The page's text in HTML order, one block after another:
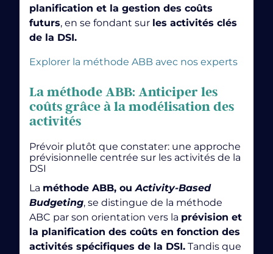
planification et la gestion des coûts
futurs, en se fondant sur les activités clés
de la DSI.
Explorer la méthode ABB avec nos experts
La méthode ABB: Anticiper les
coûts grâce à la modélisation des
activités
Prévoir plutôt que constater: une approche
prévisionnelle centrée sur les activités de la
DSI
La méthode ABB, ouActivity-Based
Budgeting, se distingue de la méthode
ABC par son orientation vers la prévision et
la planification des coûts en fonction des
activités spécifiques de la DSI. Tandis que
Aujourd’hui, tant les organisations que les
gouvernements reconnaissent l’importance d’une
gestion de projet efficacedans la réalisation de leurs
objectifs.
La méthodologie PRINCE2 attribue aux projets
plusieurs caractéristiques:
quasi-instantanéité de la réponse via des requêtes
et réponses cibles
plus le nombre d’utilisateurs, ici
l’audience, augmente plus l’incitation pour les
autres utilisateurs sera forte car ils considèreront la
forte audience comme un gage de qualité.